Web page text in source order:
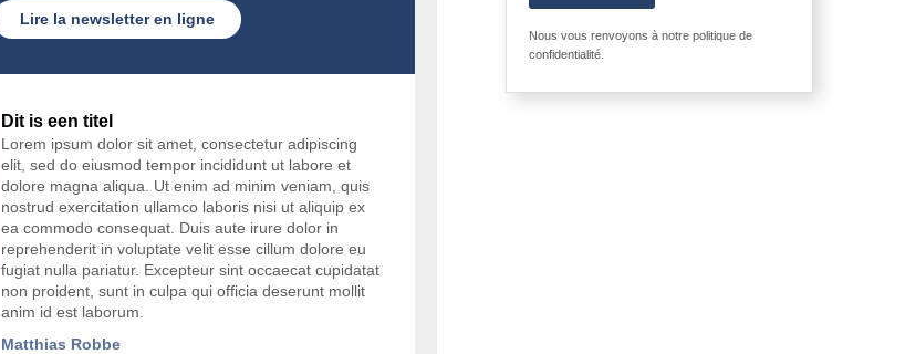
Lire la newsletter en ligne
Dit is een titel
Lorem ipsum dolor sit amet, consectetur adipiscing
elit, sed do eiusmod tempor incididunt ut labore et
dolore magna aliqua. Ut enim ad minim veniam, quis
nostrud exercitation ullamco laboris nisi ut aliquip ex
ea commodo consequat. Duis aute irure dolor in
reprehenderit in voluptate velit esse cillum dolore eu
fugiat nulla pariatur. Excepteur sint occaecat cupidatat
non proident, sunt in culpa qui officia deserunt mollit
anim id est laborum.
Matthias Robbe
Nous vous renvoyons à notre politique de
confidentialité